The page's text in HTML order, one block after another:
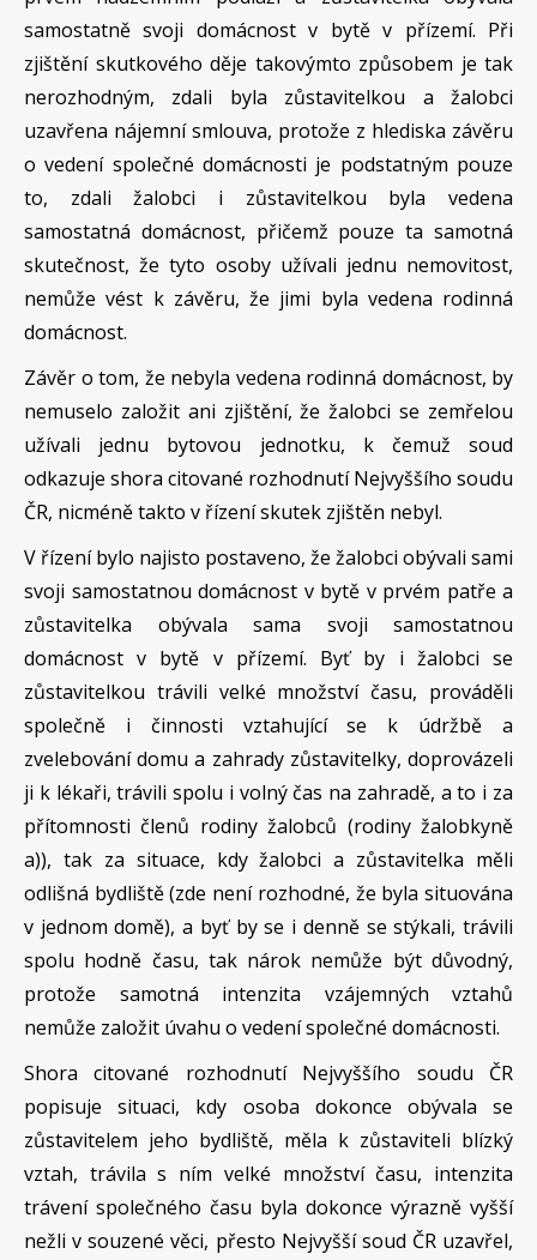
samostatně svoji domácnost v bytě v přízemí. Při
zjištění skutkového děje takovýmto způsobem je tak
nerozhodným, zdali byla zůstavitelkou a žalobci
uzavřena nájemní smlouva, protože z hlediska závěru
o vedení společné domácnosti je podstatným pouze
to, zdali žalobci i zůstavitelkou byla vedena
samostatná domácnost, přičemž pouze ta samotná
skutečnost, že tyto osoby užívali jednu nemovitost,
nemůže vést k závěru, že jimi byla vedena rodinná
domácnost.
Závěr o tom, že nebyla vedena rodinná domácnost, by
nemuselo založit ani zjištění, že žalobci se zemřelou
užívali jednu bytovou jednotku, k čemuž soud
odkazuje shora citované rozhodnutí Nejvyššího soudu
ČR, nicméně takto v řízení skutek zjištěn nebyl.
V řízení bylo najisto postaveno, že žalobci obývali sami
svoji samostatnou domácnost v bytě v prvém patře a
zůstavitelka obývala sama svoji samostatnou
domácnost v bytě v přízemí. Byť by i žalobci se
zůstavitelkou trávili velké množství času, prováděli
společně i činnosti vztahující se k údržbě a
zvelebování domu a zahrady zůstavitelky, doprovázeli
ji k lékaři, trávili spolu i volný čas na zahradě, a to i za
přítomnosti členů rodiny žalobců (rodiny žalobkyně
a)), tak za situace, kdy žalobci a zůstavitelka měli
odlišná bydliště (zde není rozhodné, že byla situována
v jednom domě), a byť by se i denně se stýkali, trávili
spolu hodně času, tak nárok nemůže být důvodný,
protože samotná intenzita vzájemných vztahů
nemůže založit úvahu o vedení společné domácnosti.
Shora citované rozhodnutí Nejvyššího soudu ČR
popisuje situaci, kdy osoba dokonce obývala se
zůstavitelem jeho bydliště, měla k zůstaviteli blízký
vztah, trávila s ním velké množství času, intenzita
trávení společného času byla dokonce výrazně vyšší
nežli v souzené věci, přesto Nejvyšší soud ČR uzavřel,